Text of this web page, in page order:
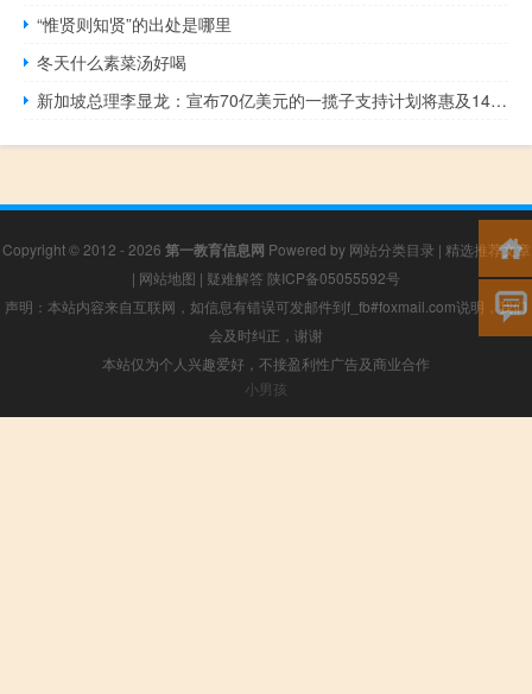
“惟贤则知贤”的出处是哪里
冬天什么素菜汤好喝
新加坡总理李显龙：宣布70亿美元的一揽子支持计划将惠及140万新加坡人
Copyright © 2012 - 2026 第一教育信息网 Powered by 网站分类目录 | 精选推荐文章
| 网站地图 | 疑难解答 陕ICP备05055592号
声明：本站内容来自互联网，如信息有错误可发邮件到f_fb#foxmail.com说明，我们
会及时纠正，谢谢
本站仅为个人兴趣爱好，不接盈利性广告及商业合作
小男孩